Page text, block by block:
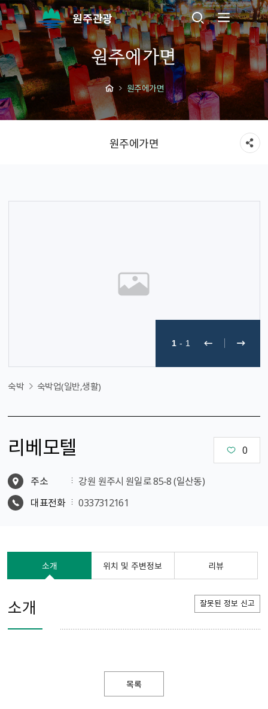
원주관광
원주에가면
원주에가면
원주에가면
1 - 1
숙박 숙박업(일반,생활)
리베모텔 0
주소
강원 원주시 원일로 85-8 (일산동)
대표전화
0337312161
소개 위치 및 주변정보 리뷰
소개 잘못된 정보 신고
목록